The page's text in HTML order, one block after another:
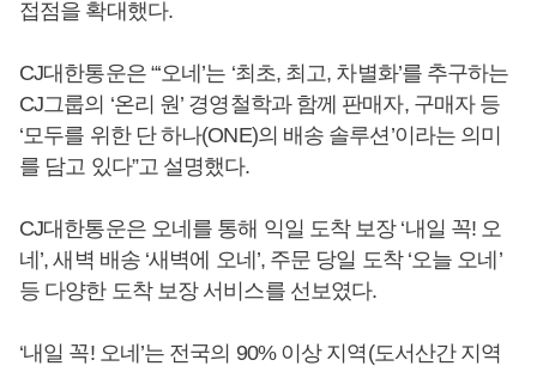
접점을 확대했다.
CJ대한통운은 “‘오네’는 ‘최초, 최고, 차별화’를 추구하는
CJ그룹의 ‘온리 원’ 경영철학과 함께 판매자, 구매자 등
‘모두를 위한 단 하나(ONE)의 배송 솔루션’이라는 의미
를 담고 있다”고 설명했다.
CJ대한통운은 오네를 통해 익일 도착 보장 ‘내일 꼭! 오
네’, 새벽 배송 ‘새벽에 오네’, 주문 당일 도착 ‘오늘 오네’
등 다양한 도착 보장 서비스를 선보였다.
‘내일 꼭! 오네’는 전국의 90% 이상 지역(도서산간 지역